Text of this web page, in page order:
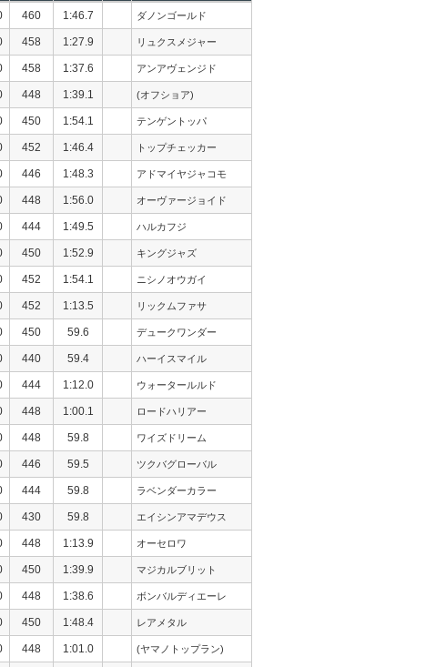
460 1:46.7 ダノンゴールド
458 1:27.9 リュクスメジャー
458 1:37.6 アンアヴェンジド
448 1:39.1 (オフショア)
450 1:54.1 テンゲントッパ
452 1:46.4 トップチェッカー
446 1:48.3 アドマイヤジャコモ
448 1:56.0 オーヴァージョイド
444 1:49.5 ハルカフジ
450 1:52.9 キングジャズ
452 1:54.1 ニシノオウガイ
452 1:13.5 リックムファサ
450 59.6 デュークワンダー
440 59.4 ハーイスマイル
444 1:12.0 ウォータールルド
448 1:00.1 ロードハリアー
448 59.8 ワイズドリーム
446 59.5 ツクバグローバル
444 59.8 ラベンダーカラー
430 59.8 エイシンアマデウス
448 1:13.9 オーセロワ
450 1:39.9 マジカルブリット
448 1:38.6 ボンバルディエーレ
450 1:48.4 レアメタル
448 1:01.0 (ヤマノトップラン)